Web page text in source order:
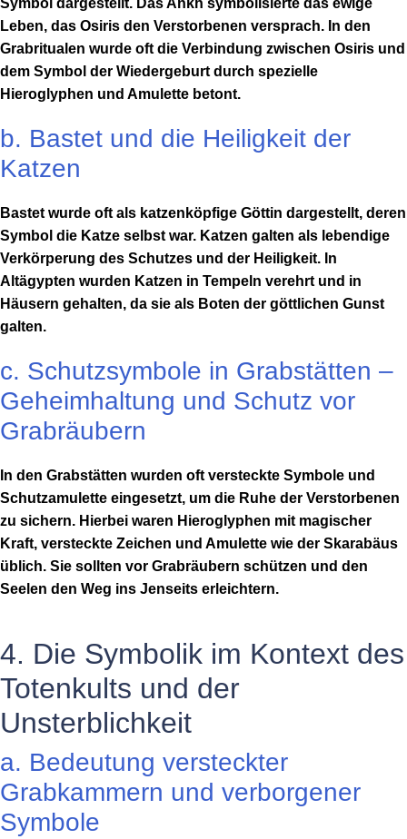
Symbol dargestellt. Das Ankh symbolisierte das ewige
Leben, das Osiris den Verstorbenen versprach. In den
Grabritualen wurde oft die Verbindung zwischen Osiris und
dem Symbol der Wiedergeburt durch spezielle
Hieroglyphen und Amulette betont.
b. Bastet und die Heiligkeit der
Katzen
Bastet wurde oft als katzenköpfige Göttin dargestellt, deren
Symbol die Katze selbst war. Katzen galten als lebendige
Verkörperung des Schutzes und der Heiligkeit. In
Altägypten wurden Katzen in Tempeln verehrt und in
Häusern gehalten, da sie als Boten der göttlichen Gunst
galten.
c. Schutzsymbole in Grabstätten –
Geheimhaltung und Schutz vor
Grabräubern
In den Grabstätten wurden oft versteckte Symbole und
Schutzamulette eingesetzt, um die Ruhe der Verstorbenen
zu sichern. Hierbei waren Hieroglyphen mit magischer
Kraft, versteckte Zeichen und Amulette wie der Skarabäus
üblich. Sie sollten vor Grabräubern schützen und den
Seelen den Weg ins Jenseits erleichtern.
4. Die Symbolik im Kontext des
Totenkults und der
Unsterblichkeit
a. Bedeutung versteckter
Grabkammern und verborgener
Symbole